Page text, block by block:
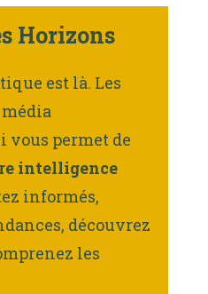
Horizons
est là. Les
vous permet de
intelligence
informés,
découvrez
les